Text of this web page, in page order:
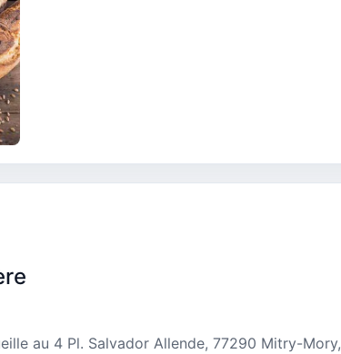
au 4 Pl. Salvador Allende, 77290 Mitry-Mory,